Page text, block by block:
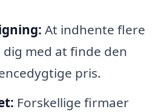
At indhente flere
med at finde den
pris.
Forskellige firmaer